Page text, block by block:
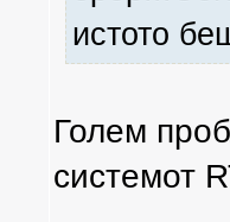
истото
Голем
системот